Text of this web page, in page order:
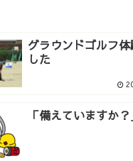
グラウンドゴルフ
した
「備えていますか